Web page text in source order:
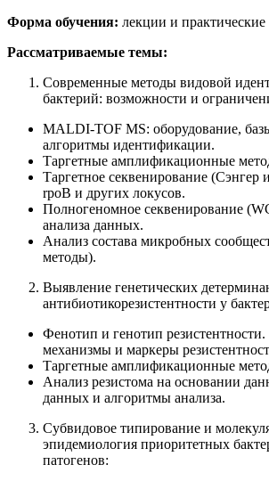
Форма обучения: лекции и практические
Рассматриваемые темы:
Современные методы видовой
бактерий: возможности и
MALDI-TOF MS: оборудование,
алгоритмы идентификации.
Таргетные амплификационные
Таргетное секвенирование
rpoB и других локусов.
Полногеномное секвенирование
анализа данных.
Анализ состава микробных
методы).
Выявление генетических
антибиотикорезистентности у
Фенотип и генотип
механизмы и маркеры
Таргетные амплификационные
Анализ резистома на основании
данных и алгоритмы анализа.
Субвидовое типирование и
эпидемиология приоритетных
патогенов: